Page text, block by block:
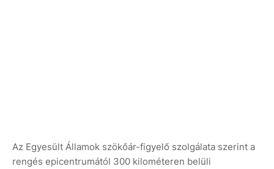
Az Egyesült Államok szökőár-figyelő szolgálata szerint a
rengés epicentrumától 300 kilométeren belüli